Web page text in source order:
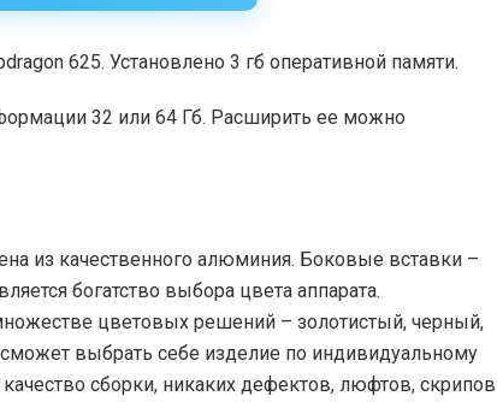
625. Установлено 3 гб оперативной памяти.
32 или 64 Гб. Расширить ее можно
из качественного алюминия. Боковые вставки –
богатство выбора цвета аппарата.
цветовых решений – золотистый, черный,
выбрать себе изделие по индивидуальному
сборки, никаких дефектов, люфтов, скрипов